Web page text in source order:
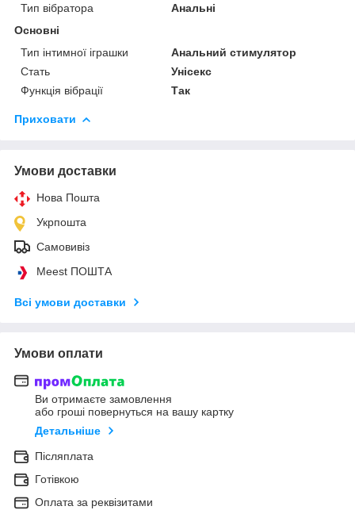
Тип вібратора
Анальні
Основні
Тип інтимної іграшки
Анальний стимулятор
Стать
Унісекс
Функція вібрації
Так
Приховати
Умови доставки
Нова Пошта
Укрпошта
Самовивіз
Meest ПОШТА
Всі умови доставки
Умови оплати
Ви отримаєте замовлення
або гроші повернуться на вашу картку
Детальніше
Післяплата
Готівкою
Оплата за реквізитами